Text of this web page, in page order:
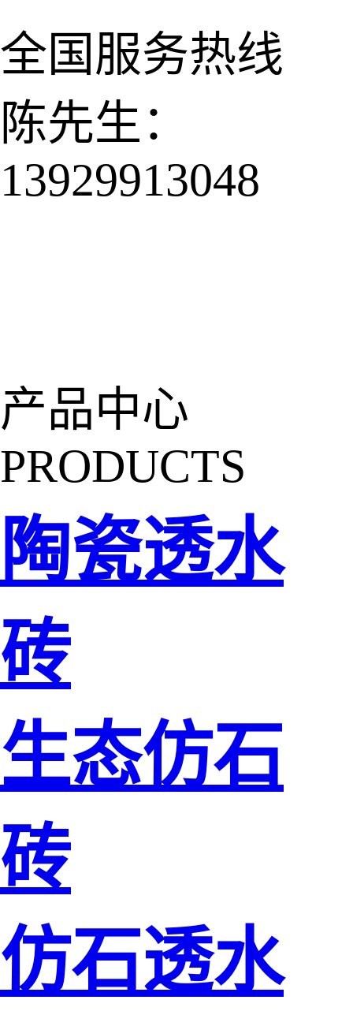
全国服务热线
陈先生：
13929913048
产品中心
PRODUCTS
陶瓷透水
砖
生态仿石
砖
仿石透水